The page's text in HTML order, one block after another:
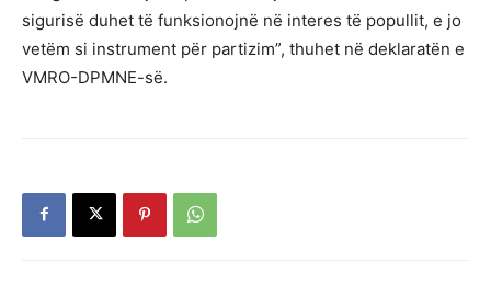
sigurisë duhet të funksionojnë në interes të popullit, e jo
vetëm si instrument për partizim”, thuhet në deklaratën e
VMRO-DPMNE-së.